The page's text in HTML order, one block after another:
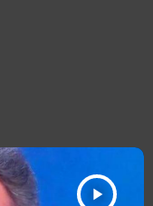
play_arrow